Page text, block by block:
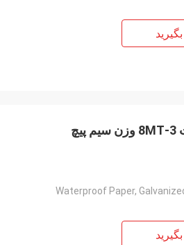
Waterproof Paper,